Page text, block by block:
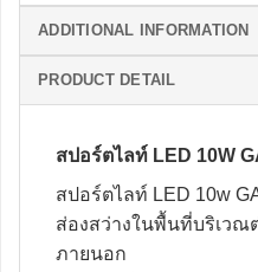
ADDITIONAL INFORMATION
PRODUCT DETAIL
สปอร์ตไลท์ LED 10W
สปอร์ตไลท์ LED 10w
ส่องสว่างในพื้นที่บริเวณ
ภายนอก